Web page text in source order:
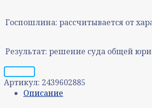
Госпошлина: рассчитывается от
Результат: решение суда общей
Артикул: 2439602885
Описание